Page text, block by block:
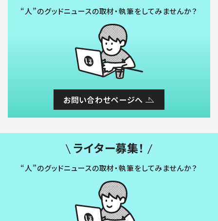
“人”のグッドニュースの取材・執筆をしてみませんか？
お問い合わせページへ
ライター募集！
“人”のグッドニュースの取材・執筆をしてみませんか？